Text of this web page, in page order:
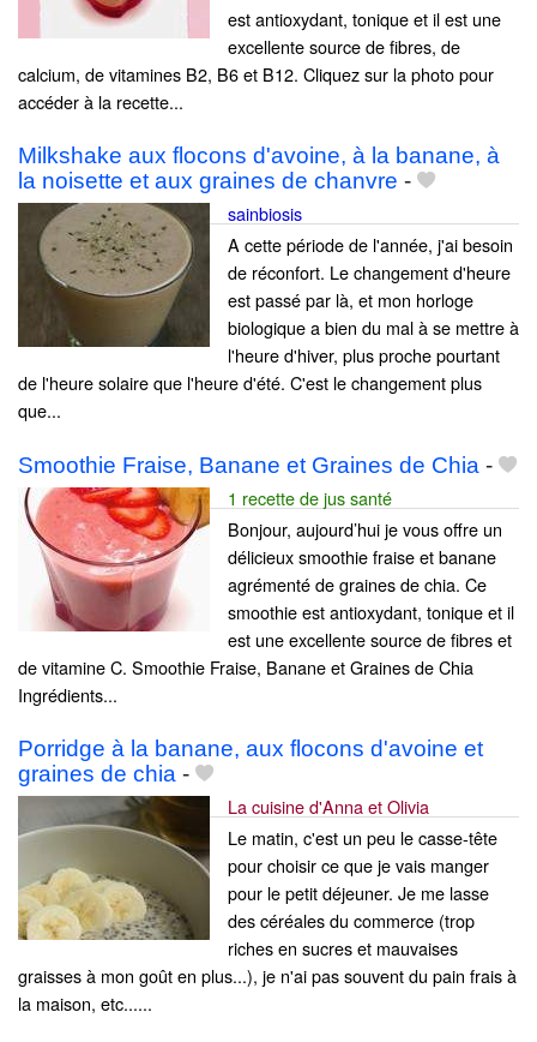
est antioxydant, tonique et il est une
excellente source de fibres, de
calcium, de vitamines B2, B6 et B12. Cliquez sur la photo pour
accéder à la recette...
Milkshake aux flocons d'avoine, à la banane, à
la noisette et aux graines de chanvre -
sainbiosis
A cette période de l'année, j'ai besoin
de réconfort. Le changement d'heure
est passé par là, et mon horloge
biologique a bien du mal à se mettre à
l'heure d'hiver, plus proche pourtant
de l'heure solaire que l'heure d'été. C'est le changement plus
que...
Smoothie Fraise, Banane et Graines de Chia -
1 recette de jus santé
Bonjour, aujourd’hui je vous offre un
délicieux smoothie fraise et banane
agrémenté de graines de chia. Ce
smoothie est antioxydant, tonique et il
est une excellente source de fibres et
de vitamine C. Smoothie Fraise, Banane et Graines de Chia
Ingrédients...
Porridge à la banane, aux flocons d'avoine et
graines de chia -
La cuisine d'Anna et Olivia
Le matin, c'est un peu le casse-tête
pour choisir ce que je vais manger
pour le petit déjeuner. Je me lasse
des céréales du commerce (trop
riches en sucres et mauvaises
graisses à mon goût en plus...), je n'ai pas souvent du pain frais à
la maison, etc......